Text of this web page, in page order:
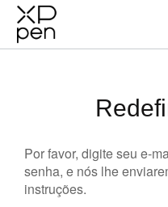
Por favor, digite seu e-
senha, e nós lhe
instruções.